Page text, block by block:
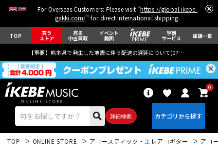
For Overseas Customers: Please visit "https://global.ikebe-
gakki.com/" for direct international shipping.
TOP 買う
ストア
売る
中古買取
イベント
動画
学割
サービス 店舗一覧
【重要】熊本県で発生した地震に伴う配送の遅延について(07月29日
詳細検索
0
TOP ONLINE STORE アコースティック・エレアコギター アコ